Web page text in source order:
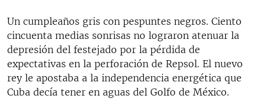
Un cumpleaños gris con pespuntes negros. Ciento
cincuenta medias sonrisas no lograron atenuar la
depresión del festejado por la pérdida de
expectativas en la perforación de Repsol. El nuevo
rey le apostaba a la independencia energética que
Cuba decía tener en aguas del Golfo de México.